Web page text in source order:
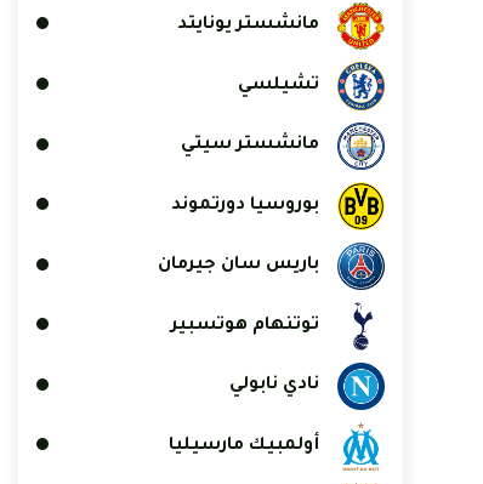
مانشستر يونايتد
تشيلسي
مانشستر سيتي
بوروسيا دورتموند
باريس سان جيرمان
توتنهام هوتسبير
نادي نابولي
أولمبيك مارسيليا